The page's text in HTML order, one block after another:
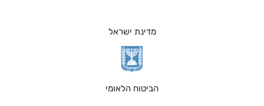
מדינת ישראל
הביטוח הלאומי